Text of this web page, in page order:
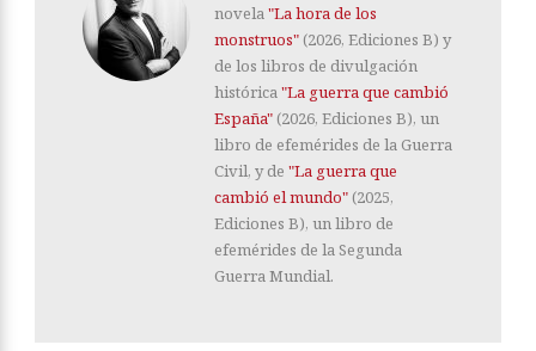
novela"La hora de los
monstruos" (2026, Ediciones B) y
de los libros de divulgación
histórica"La guerra que cambió
España" (2026, Ediciones B), un
libro de efemérides de la Guerra
Civil, y de "La guerra que
cambió el mundo" (2025,
Ediciones B), un libro de
efemérides de la Segunda
Guerra Mundial.